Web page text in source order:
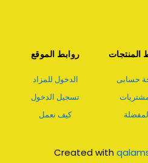
المنتجات
حسابى
روابط الموقع
الدخول للمزاد
تسجيل الدخول
كيف نعمل